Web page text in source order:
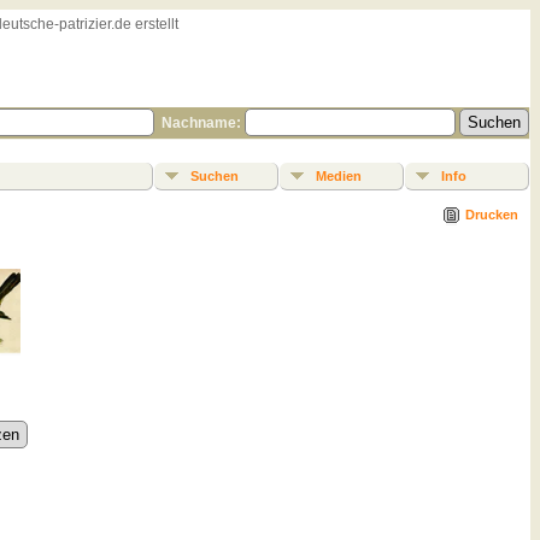
patrizier.de erstellt
Nachname:
Suchen Medien Info
Drucken